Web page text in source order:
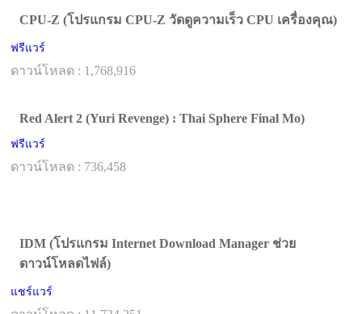
CPU-Z (โปรแกรม CPU-Z วัดดูความเร็ว CPU เครื่องคุณ)
ฟรีแวร์
ดาวน์โหลด : 1,768,916
Red Alert 2 (Yuri Revenge) : Thai Sphere Final Mo)
ฟรีแวร์
ดาวน์โหลด : 736,458
IDM (โปรแกรม Internet Download Manager ช่วย
ดาวน์โหลดไฟล์)
แชร์แวร์